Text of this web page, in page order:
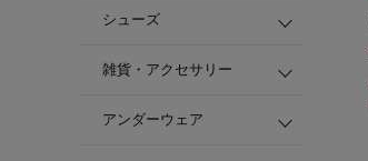
シューズ
雑貨・アクセサリー
アンダーウェア